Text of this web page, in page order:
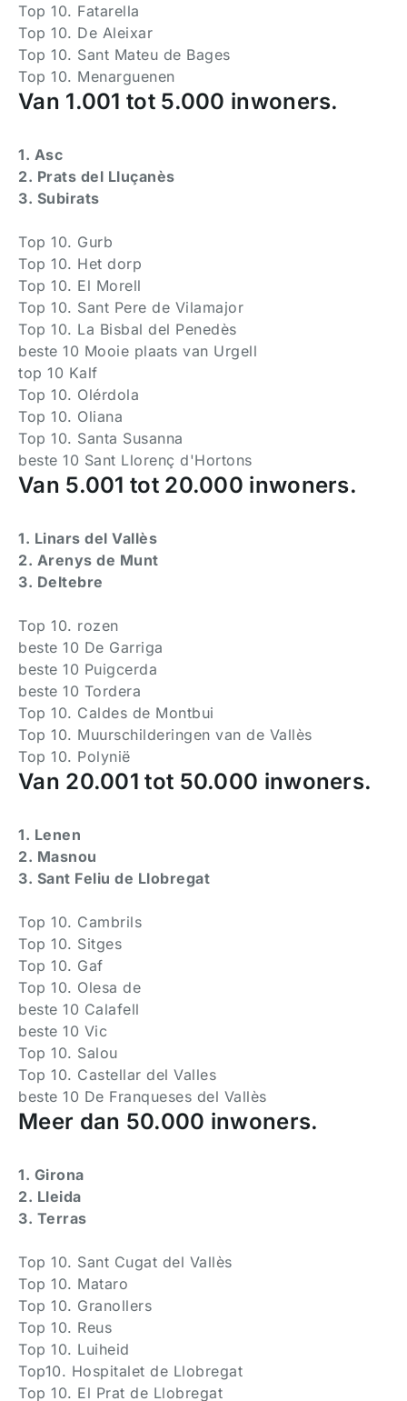
Top 10. Fatarella
Top 10. De Aleixar
Top 10. Sant Mateu de Bages
Top 10. Menarguenen
Van 1.001 tot 5.000 inwoners.
1. Asc
2. Prats del Lluçanès
3. Subirats
Top 10. Gurb
Top 10. Het dorp
Top 10. El Morell
Top 10. Sant Pere de Vilamajor
Top 10. La Bisbal del Penedès
beste 10 Mooie plaats van Urgell
top 10 Kalf
Top 10. Olérdola
Top 10. Oliana
Top 10. Santa Susanna
beste 10 Sant Llorenç d'Hortons
Van 5.001 tot 20.000 inwoners.
1. Linars del Vallès
2. Arenys de Munt
3. Deltebre
Top 10. rozen
beste 10 De Garriga
beste 10 Puigcerda
beste 10 Tordera
Top 10. Caldes de Montbui
Top 10. Muurschilderingen van de Vallès
Top 10. Polynië
Van 20.001 tot 50.000 inwoners.
1. Lenen
2. Masnou
3. Sant Feliu de Llobregat
Top 10. Cambrils
Top 10. Sitges
Top 10. Gaf
Top 10. Olesa de
beste 10 Calafell
beste 10 Vic
Top 10. Salou
Top 10. Castellar del Valles
beste 10 De Franqueses del Vallès
Meer dan 50.000 inwoners.
1. Girona
2. Lleida
3. Terras
Top 10. Sant Cugat del Vallès
Top 10. Mataro
Top 10. Granollers
Top 10. Reus
Top 10. Luiheid
Top10. Hospitalet de Llobregat
Top 10. El Prat de Llobregat